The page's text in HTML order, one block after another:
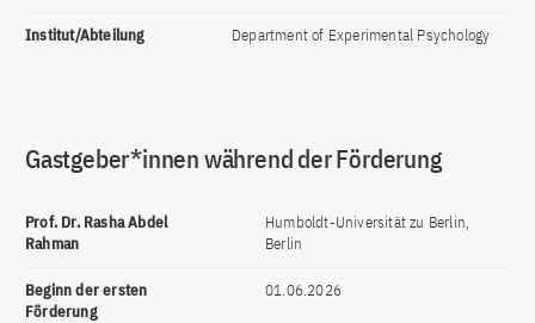
Institut/Abteilung Department of Experimental Psychology
Gastgeber*innen während der Förderung
Prof. Dr. Rasha Abdel
Rahman
Humboldt-Universität zu Berlin,
Berlin
Beginn der ersten
Förderung
01.06.2026